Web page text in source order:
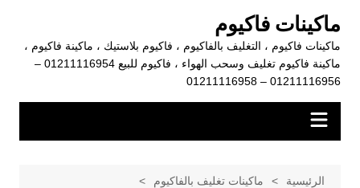
المحتوى
ماكينات فاكيوم
ماكينات فاكيوم ، التغليف بالفاكيوم ، فاكيوم بلاستيك ، ماكينة فاكيوم ،
ماكينة فاكيوم تغليف وسحب الهواء ، فاكيوم للبيع 01211116954 –
01211116956 – 01211116958
الرئيسية
ماكينات تغليف بالفاكيوم